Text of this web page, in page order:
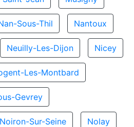
Sous-Thil Nantoux
Neuilly-Les-Dijon Nicey
Les-Montbard
Gevrey
Noiron-Sur-Seine Nolay